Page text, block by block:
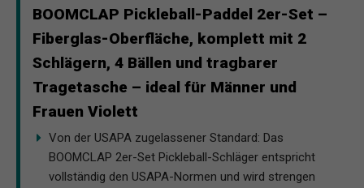
BOOMCLAP Pickleball-Paddel 2er-Set –
Fiberglas-Oberfläche, komplett mit 2
Schlägern, 4 Bällen und tragbarer
Tragetasche – ideal für Männer und
Frauen Violett
Von der USAPA zugelassener Standard: Das
BOOMCLAP 2er-Set Pickleball-Schläger entspricht
vollständig den USAPA-Normen und wird strengen